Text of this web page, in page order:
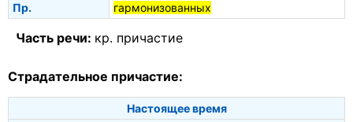
Пр.
гармонизованных
Часть речи: кр. причастие
Страдательное причастие:
Настоящее время